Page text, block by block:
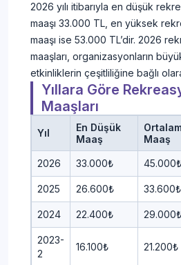
2026 yılı itibarıyla en düşük
maaşı 33.000 TL, en yüksek
maaşı ise 53.000 TL’dir. 2026
maaşları, organizasyonların
etkinliklerin çeşitliliğine bağlı
Yıllara Göre
Maaşları
Yıl
En Düşük
Maaş
Maaş
2026 33.000₺ 45.000₺
2025 26.600₺ 33.600₺
2024 22.400₺ 29.000₺
2023-
2
16.100₺ 21.200₺